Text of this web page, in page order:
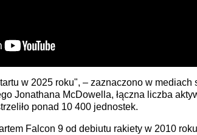
w 2025 roku", – zaznaczono w mediach
Jonathana McDowella, łączna liczba
ponad 10 400 jednostek.
Falcon 9 od debiutu rakiety w 2010